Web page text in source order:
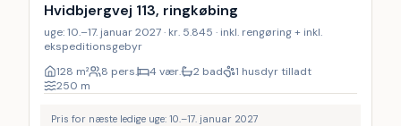
Hvidbjergvej 113, ringkøbing
uge: 10.–17. januar 2027 · kr. 5.845 · inkl. rengøring + inkl.
ekspeditionsgebyr
128 m² 8 pers. 4 vær. 2 bad
1 husdyr tilladt
250 m
Pris for næste ledige uge: 10.–17. januar 2027